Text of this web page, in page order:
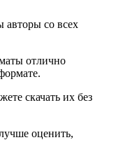
со всех
отлично
скачать их без
оценить,